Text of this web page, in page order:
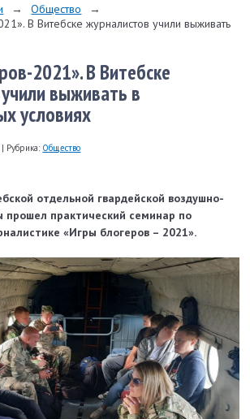
→ Общество
→
В Витебске журналистов учили выживать
2021». В Витебске
выживать в
условиях
| Рубрика: Общество
отдельной гвардейской воздушно-
прошел практический семинар по
«Игры блогеров – 2021».